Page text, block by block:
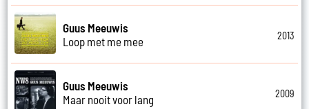
Guus Meeuwis
Loop met me mee
2013
Guus Meeuwis
Maar nooit voor lang
2009